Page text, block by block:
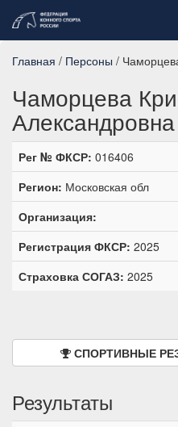
Главная / Персоны /
Чаморцева
Александровна
Рег № ФКСР: 016406
Регион: Московская обл
Организация:
Регистрация ФКСР: 2025
Страховка СОГАЗ: 2025
СПОРТИВНЫЕ
Результаты